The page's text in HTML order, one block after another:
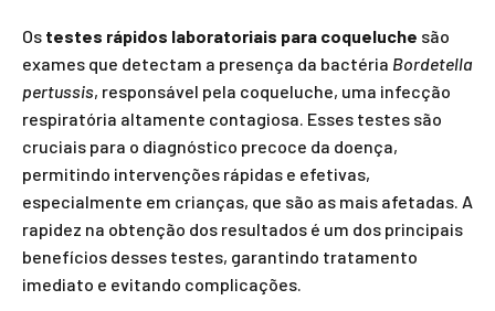
Os testes rápidos laboratoriais para coqueluche são
exames que detectam a presença da bactéria Bordetella
pertussis, responsável pela coqueluche, uma infecção
respiratória altamente contagiosa. Esses testes são
cruciais para o diagnóstico precoce da doença,
permitindo intervenções rápidas e efetivas,
especialmente em crianças, que são as mais afetadas. A
rapidez na obtenção dos resultados é um dos principais
benefícios desses testes, garantindo tratamento
imediato e evitando complicações.